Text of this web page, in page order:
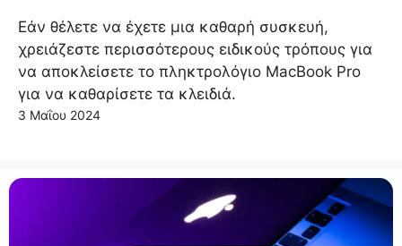
Εάν θέλετε να έχετε μια καθαρή συσκευή,
χρειάζεστε περισσότερους ειδικούς τρόπους για
να αποκλείσετε το πληκτρολόγιο MacBook Pro
για να καθαρίσετε τα κλειδιά.
3 Μαΐου 2024